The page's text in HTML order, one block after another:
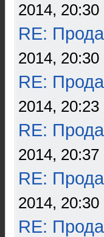
2014, 20:30
RE:
2014, 20:30
RE:
2014, 20:23
RE:
2014, 20:37
RE:
2014, 20:30
RE: